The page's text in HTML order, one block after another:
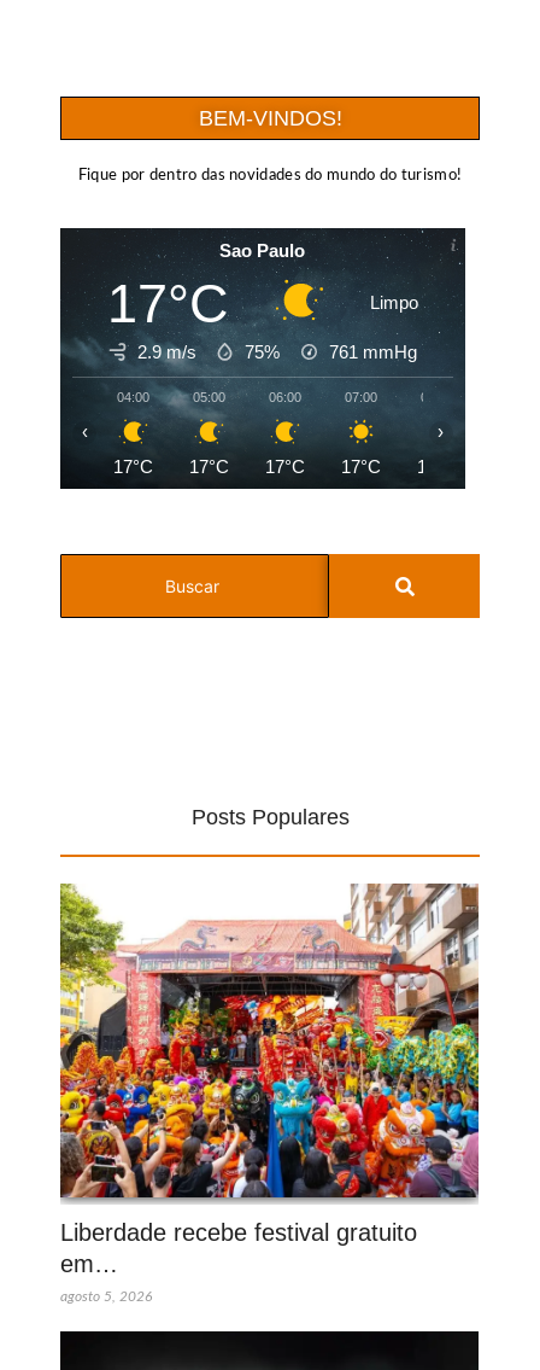
BEM-VINDOS!
Fique por dentro das novidades do mundo do turismo!
Sao Paulo
17°C Limpo
2.9 m/s 75% 761 mmHg
04:00
17°C
05:00
17°C
06:00
17°C
07:00
17°C
08:00
19°C
‹ ›
Posts Populares
Liberdade recebe festival gratuito
em…
agosto 5, 2026